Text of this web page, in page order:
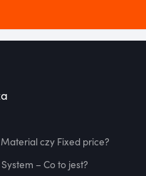
czy Fixed price?
– Co to jest?